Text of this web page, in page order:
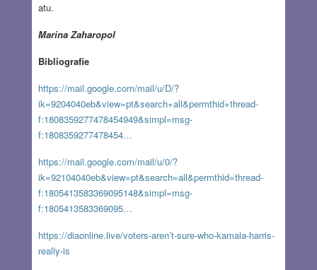
atu.
Marina Zaharopol
Bibliografie
https://mail.google.com/mail/u/D/?
ik=9204040eb&view=pt&search+all&permthid+thread-
f:1808359277478454949&simpl=msg-
f:1808359277478454…
https://mail.google.com/mail/u/0/?
ik=92104040eb&view=pt&search=all&permthid=thread-
f:1805413583369095148&simpl=msg-
f:1805413583369095…
https://diaonline.live/voters-aren’t-sure-who-kamala-harris-
really-is